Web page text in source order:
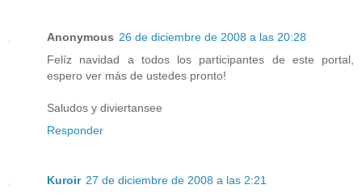
Anonymous 26 de diciembre de 2008 a las 20:28
Felíz navidad a todos los participantes de este portal,
espero ver más de ustedes pronto!
Saludos y diviertansee
Responder
Kuroir 27 de diciembre de 2008 a las 2:21